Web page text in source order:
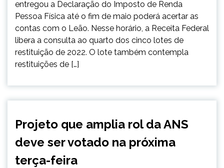
entregou a Declaração do Imposto de Renda
Pessoa Física até o fim de maio poderá acertar as
contas com o Leão. Nesse horário, a Receita Federal
libera a consulta ao quarto dos cinco lotes de
restituição de 2022. O lote também contempla
restituições de […]
NOTÍCIAS
Projeto que amplia rol da ANS
deve ser votado na próxima
terça-feira